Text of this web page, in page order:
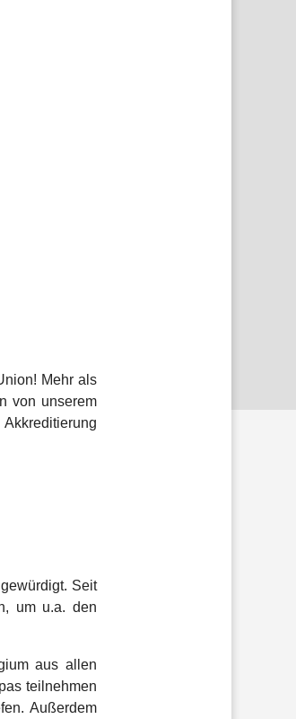
Mehr als
von unserem
Seit
um u.a. den
aus allen
teilnehmen
Außerdem